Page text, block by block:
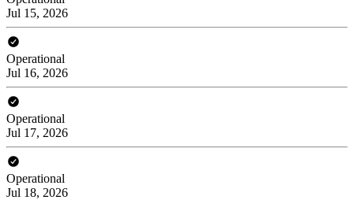
Jul 15, 2026
Operational
Jul 16, 2026
Operational
Jul 17, 2026
Operational
Jul 18, 2026